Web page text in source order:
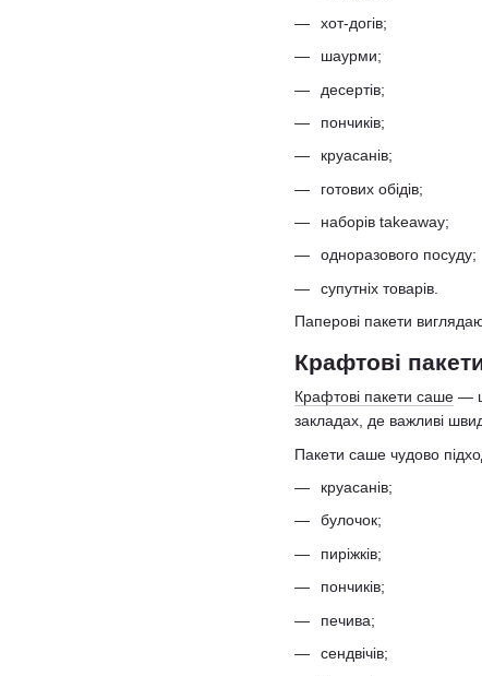
хот-догів;
шаурми;
десертів;
пончиків;
круасанів;
готових обідів;
наборів takeaway;
одноразового посуду;
супутніх товарів.
Паперові пакети
Крафтові
Крафтові пакети саше —
закладах, де важливі
Пакети саше чудово
круасанів;
булочок;
пиріжків;
пончиків;
печива;
сендвічів;